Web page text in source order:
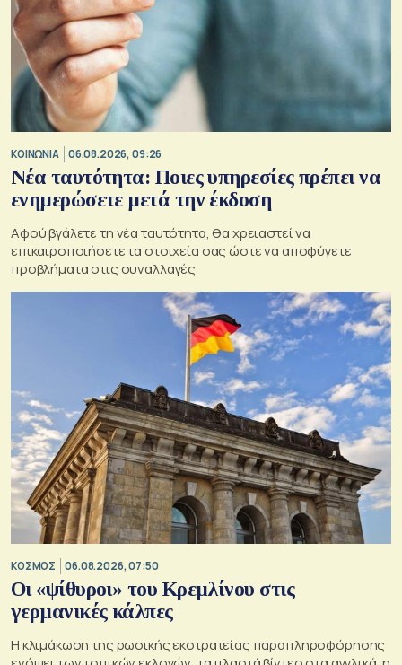
ΚΟΙΝΩΝΙΑ 06.08.2026, 09:26
Νέα ταυτότητα: Ποιες υπηρεσίες πρέπει να
ενημερώσετε μετά την έκδοση
Αφού βγάλετε τη νέα ταυτότητα, θα χρειαστεί να
επικαιροποιήσετε τα στοιχεία σας ώστε να αποφύγετε
προβλήματα στις συναλλαγές
ΚΟΣΜΟΣ 06.08.2026, 07:50
Οι «ψίθυροι» του Κρεμλίνου στις
γερμανικές κάλπες
Η κλιμάκωση της ρωσικής εκστρατείας παραπληροφόρησης